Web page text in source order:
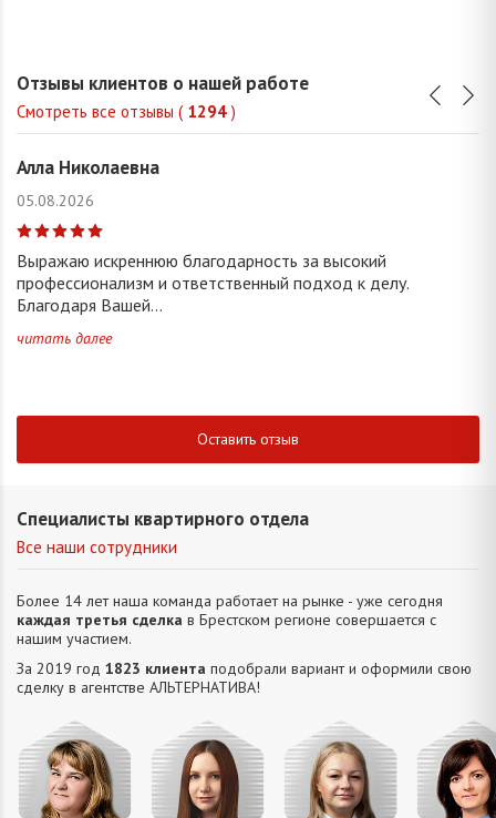
Отзывы клиентов о нашей работе
Смотреть все отзывы ( 1294 )
Алла Николаевна
05.08.2026
Выражаю искреннюю благодарность за высокий
профессионализм и ответственный подход к делу.
Благодаря Вашей...
читать далее
Оставить отзыв
Специалисты квартирного отдела
Все наши сотрудники
Более 14 лет наша команда работает на рынке - уже сегодня
каждая третья сделка в Брестском регионе совершается с
нашим участием.
За 2019 год 1823 клиента подобрали вариант и оформили свою
сделку в агентстве АЛЬТЕРНАТИВA!